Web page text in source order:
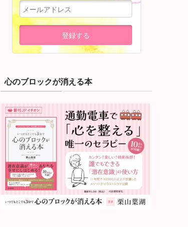
心のブロックが消える本